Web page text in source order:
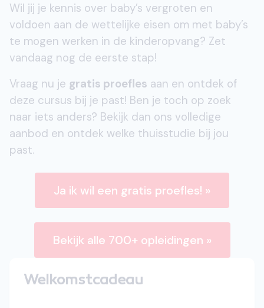
Wil jij je kennis over baby’s vergroten en
voldoen aan de wettelijke eisen om met baby’s
te mogen werken in de kinderopvang? Zet
vandaag nog de eerste stap!
Vraag nu je gratis proefles aan en ontdek of
deze cursus bij je past! Ben je toch op zoek
naar iets anders? Bekijk dan ons volledige
aanbod en ontdek welke thuisstudie bij jou
past.
Ja ik wil een gratis proefles! »
Bekijk alle 700+ opleidingen »
Welkomstcadeau